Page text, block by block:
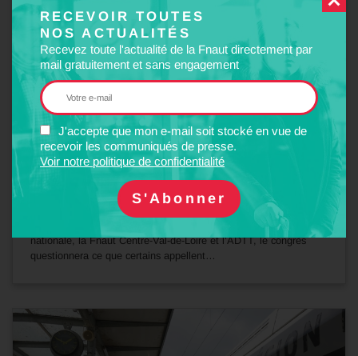
RECEVOIR TOUTES
NOS ACTUALITÉS
Recevez toute l'actualité de la Fnaut directement par
mail gratuitement et sans engagement
J'accepte que mon e-mail soit stocké en vue de
recevoir les communiqués de presse.
Voir notre politique de confidentialité
EVÈNEMENT
Congrès de Tours (20, 21 et 22 novembre 2026)
Cette année, à l’initiative de la Fnaut, et coorganisé par la Fnaut
nationale, la Fnaut Centre-Val-de-Loire et l’ADTT, le congrès
questionnera ce que certains appellent…